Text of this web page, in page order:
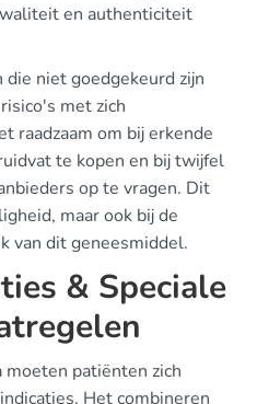
en authenticiteit
niet goedgekeurd zijn
met zich
raadzaam om bij erkende
te kopen en bij twijfel
op te vragen. Dit
maar ook bij de
van dit geneesmiddel.
& Speciale
moeten patiënten zich
Het combineren